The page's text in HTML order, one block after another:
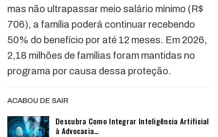
mas não ultrapassar meio salário mínimo (R$
706), a família poderá continuar recebendo
50% do benefício por até 12 meses. Em 2026,
2,18 milhões de famílias foram mantidas no
programa por causa dessa proteção.
ACABOU DE SAIR
Descubra Como Integrar Inteligência Artificial
à Advocacia…